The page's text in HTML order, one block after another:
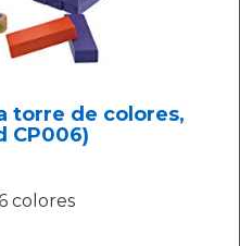
torre de colores,
CP006)
colores